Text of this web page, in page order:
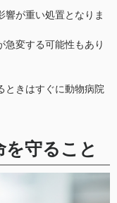
響が重い処置となりま
急変する可能性もあり
ときはすぐに動物病院
守ること